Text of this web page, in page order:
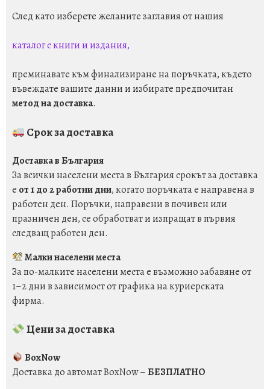
След като изберете желаните заглавия от нашия
каталог с книги и издания,
преминавате към финализиране на поръчката, където
въвеждате вашите данни и избирате предпочитан
метод на доставка.
Срок за доставка
Доставка в България
За всички населени места в България срокът за доставка
е от 1 до 2 работни дни, когато поръчката е направена в
работен ден. Поръчки, направени в почивен или
празничен ден, се обработват и изпращат в първия
следващ работен ден.
Малки населени места
За по-малките населени места е възможно забавяне от
1–2 дни в зависимост от графика на куриерската
фирма.
Цени за доставка
BoxNow
Доставка до автомат BoxNow –БЕЗПЛАТНО